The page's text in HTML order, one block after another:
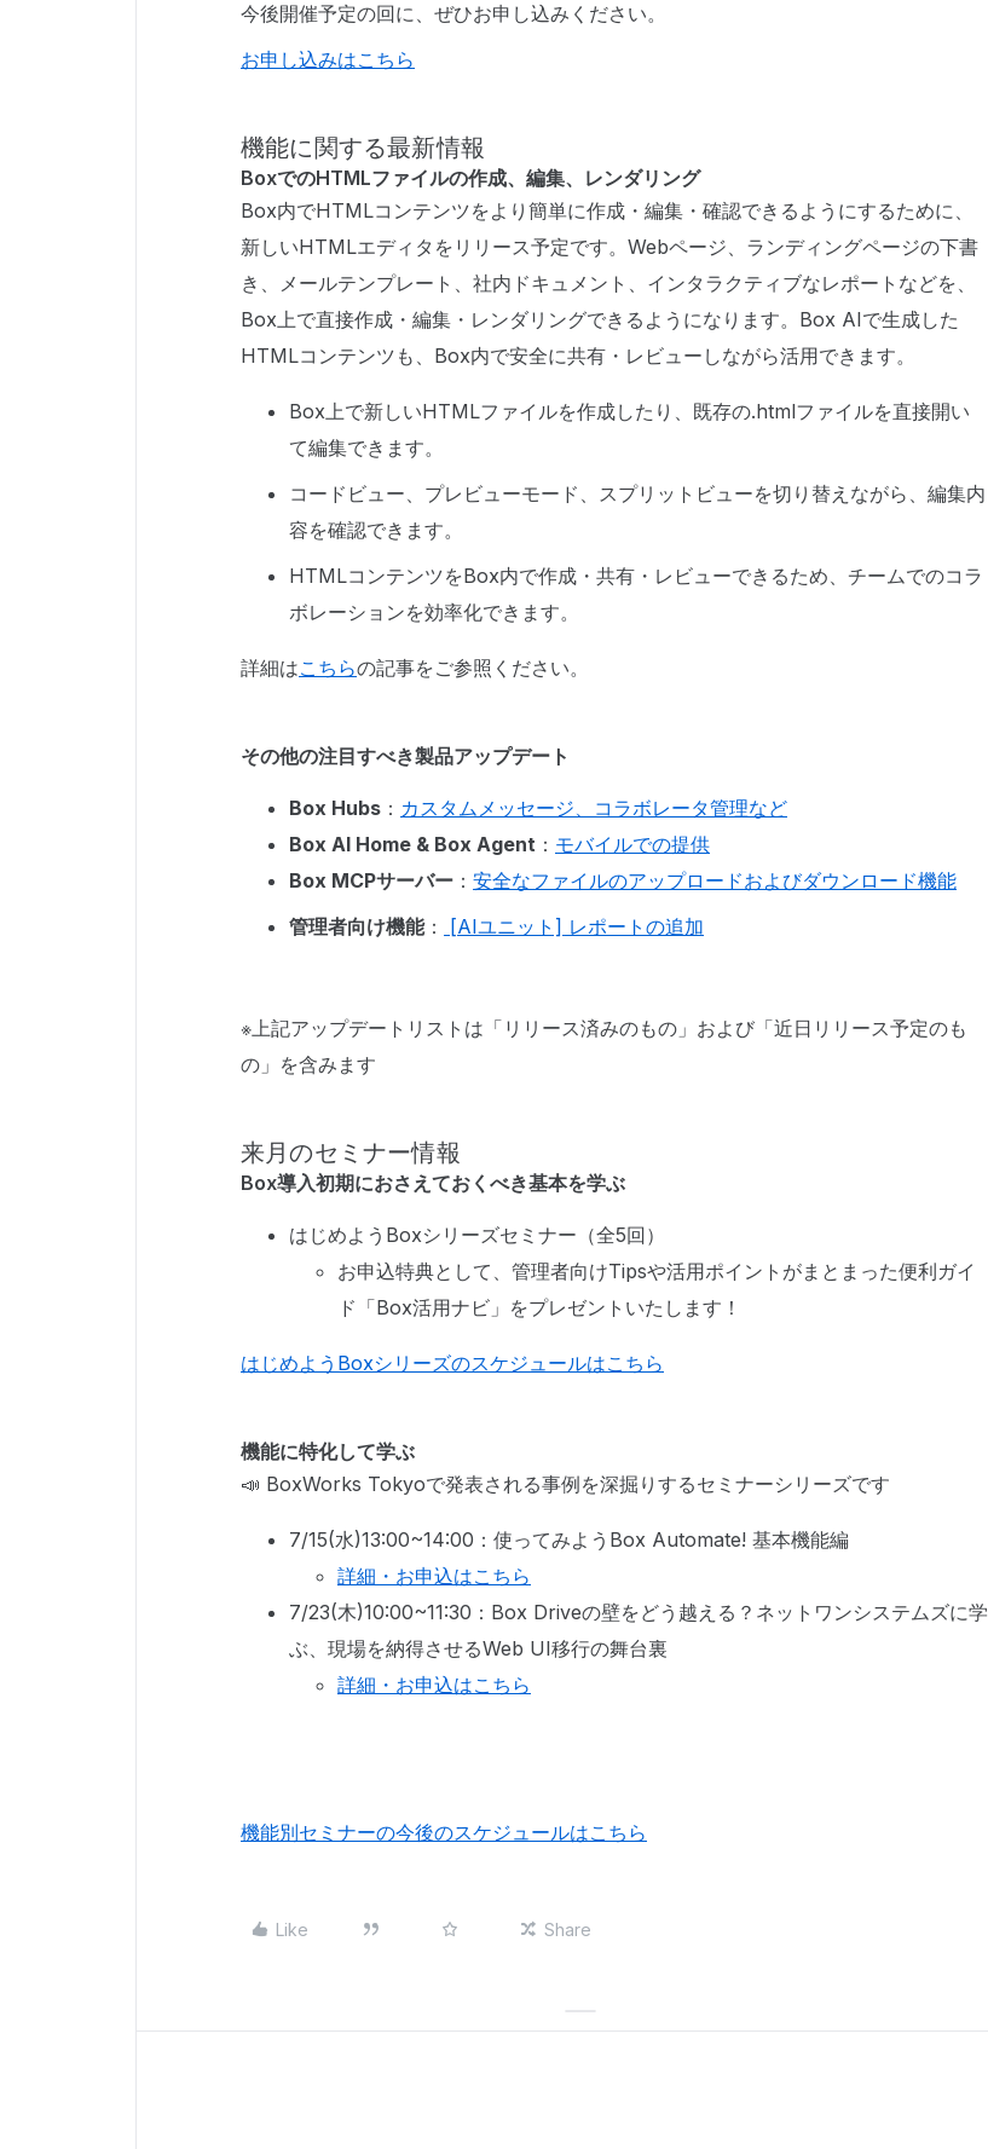
今後開催予定の回に、ぜひお申し込みください。
お申し込みはこちら
機能に関する最新情報
BoxでのHTMLファイルの作成、編集、レンダリング
Box内でHTMLコンテンツをより簡単に作成・編集・確認できるようにするために、
新しいHTMLエディタをリリース予定です。Webページ、ランディングページの下書
き、メールテンプレート、社内ドキュメント、インタラクティブなレポートなどを、
Box上で直接作成・編集・レンダリングできるようになります。Box AIで生成した
HTMLコンテンツも、Box内で安全に共有・レビューしながら活用できます。
Box上で新しいHTMLファイルを作成したり、既存の.htmlファイルを直接開い
て編集できます。
コードビュー、プレビューモード、スプリットビューを切り替えながら、編集内
容を確認できます。
HTMLコンテンツをBox内で作成・共有・レビューできるため、チームでのコラ
ボレーションを効率化できます。
詳細はこちらの記事をご参照ください。
その他の注目すべき製品アップデート
Box Hubs ： カスタムメッセージ、コラボレータ管理など
Box AI Home & Box Agent ： モバイルでの提供
Box MCPサーバー ： 安全なファイルのアップロードおよびダウンロード機能
管理者向け機能： [AIユニット] レポートの追加
※上記アップデートリストは「リリース済みのもの」および「近日リリース予定のも
の」を含みます
来月のセミナー情報
Box導入初期におさえておくべき基本を学ぶ
はじめようBoxシリーズセミナー（全5回）
お申込特典として、管理者向けTipsや活用ポイントがまとまった便利ガイ
ド「Box活用ナビ」をプレゼントいたします！
はじめようBoxシリーズのスケジュールはこちら
機能に特化して学ぶ
📣 BoxWorks Tokyoで発表される事例を深掘りするセミナーシリーズです
7/15(水)13:00~14:00：使ってみようBox Automate! 基本機能編
詳細・お申込はこちら
7/23(木)10:00~11:30：Box Driveの壁をどう越える？ネットワンシステムズに学
ぶ、現場を納得させるWeb UI移行の舞台裏
詳細・お申込はこちら
機能別セミナーの今後のスケジュールはこちら
Like Share